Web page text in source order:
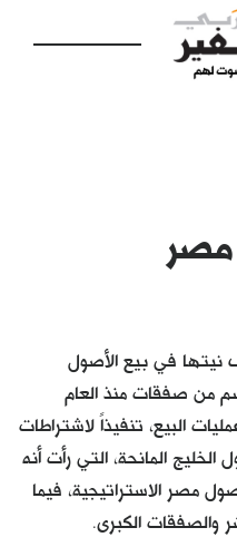
نيتها في بيع الأصول
من صفقات منذ العام
البيع، تنفيذاً لاشتراطات
المانحة، التي رأت أنه
مصر الاستراتيجية، فيما
والصفقات الكبرى.